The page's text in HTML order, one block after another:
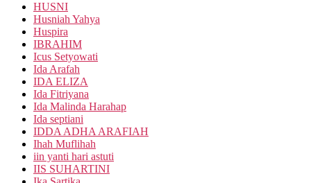
HUSNI
Husniah Yahya
Huspira
IBRAHIM
Icus Setyowati
Ida Arafah
IDA ELIZA
Ida Fitriyana
Ida Malinda Harahap
Ida septiani
IDDA ADHA ARAFIAH
Ihah Muflihah
iin yanti hari astuti
IIS SUHARTINI